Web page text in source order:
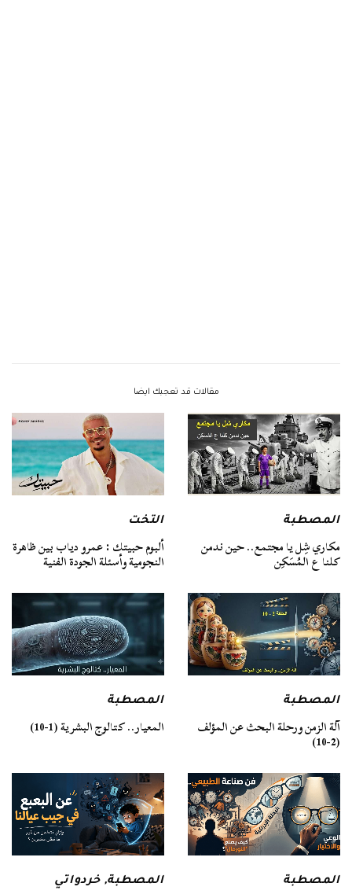
مقالات قد تعجبك ايضا
المصطبة
مكاري شِل يا مجتمع.. حين ندمن
كلنا ع المُسَكِن
التخت
ألبوم حبيتك : عمرو دياب بين ظاهرة
النجومية وأسئلة الجودة الفنية
المصطبة
آلة الزمن ورحلة البحث عن المؤلف
(2-10)
المصطبة
المعيار.. كتالوج البشرية (1-10)
المصطبة المصطبة,خردواتي